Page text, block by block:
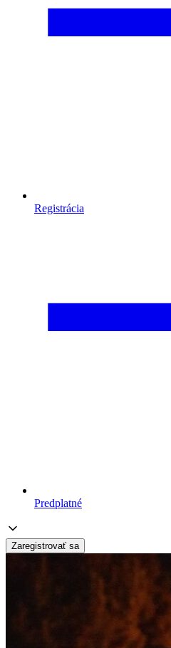
Registrácia
Predplatné
Zaregistrovať sa